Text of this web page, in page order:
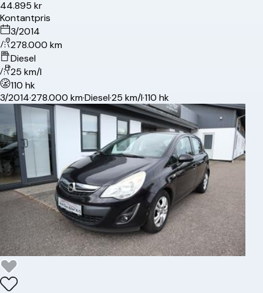
44.895 kr
Kontantpris
3/2014
278.000 km
Diesel
25 km/l
110 hk
3/2014·278.000 km·Diesel·25 km/l·110 hk